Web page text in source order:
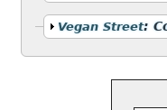
Mostrar
Vegan Street: